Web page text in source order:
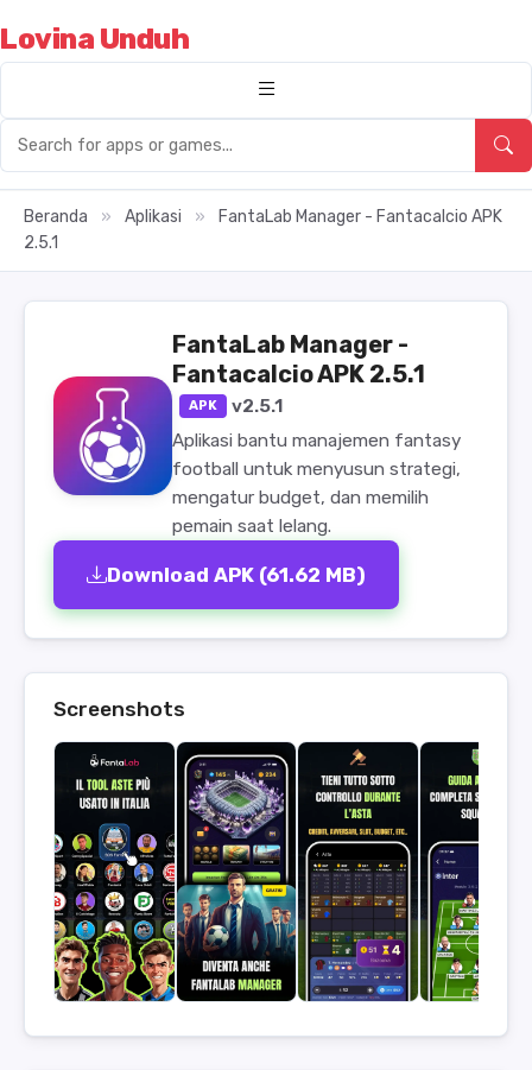
Lovina Unduh
Beranda » Aplikasi »
FantaLab Manager - Fantacalcio APK
2.5.1
FantaLab Manager -
Fantacalcio APK 2.5.1
APK
v2.5.1
Aplikasi bantu manajemen fantasy
football untuk menyusun strategi,
mengatur budget, dan memilih
pemain saat lelang.
Download APK (61.62 MB)
Screenshots